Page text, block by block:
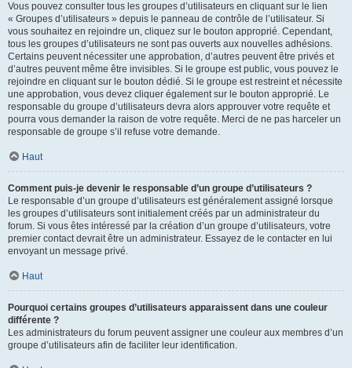
Vous pouvez consulter tous les groupes d’utilisateurs en cliquant sur le lien
« Groupes d’utilisateurs » depuis le panneau de contrôle de l’utilisateur. Si
vous souhaitez en rejoindre un, cliquez sur le bouton approprié. Cependant,
tous les groupes d’utilisateurs ne sont pas ouverts aux nouvelles adhésions.
Certains peuvent nécessiter une approbation, d’autres peuvent être privés et
d’autres peuvent même être invisibles. Si le groupe est public, vous pouvez le
rejoindre en cliquant sur le bouton dédié. Si le groupe est restreint et nécessite
une approbation, vous devez cliquer également sur le bouton approprié. Le
responsable du groupe d’utilisateurs devra alors approuver votre requête et
pourra vous demander la raison de votre requête. Merci de ne pas harceler un
responsable de groupe s’il refuse votre demande.
Haut
Comment puis-je devenir le responsable d’un groupe d’utilisateurs ?
Le responsable d’un groupe d’utilisateurs est généralement assigné lorsque
les groupes d’utilisateurs sont initialement créés par un administrateur du
forum. Si vous êtes intéressé par la création d’un groupe d’utilisateurs, votre
premier contact devrait être un administrateur. Essayez de le contacter en lui
envoyant un message privé.
Haut
Pourquoi certains groupes d’utilisateurs apparaissent dans une couleur
différente ?
Les administrateurs du forum peuvent assigner une couleur aux membres d’un
groupe d’utilisateurs afin de faciliter leur identification.